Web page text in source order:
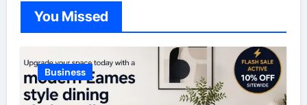
You Missed
Business